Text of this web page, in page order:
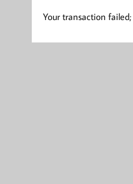
Your transaction